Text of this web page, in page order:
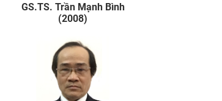
GS.TS. Trần Mạnh Bình
(2008)